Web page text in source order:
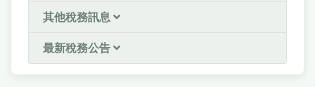
其他稅務訊息
最新稅務公告